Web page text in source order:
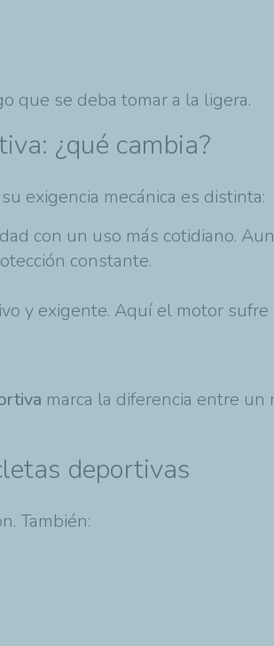
que se deba tomar a la ligera.
¿qué cambia?
exigencia mecánica es distinta:
con un uso más cotidiano.
constante.
y exigente. Aquí el motor
marca la diferencia entre
deportivas
También: